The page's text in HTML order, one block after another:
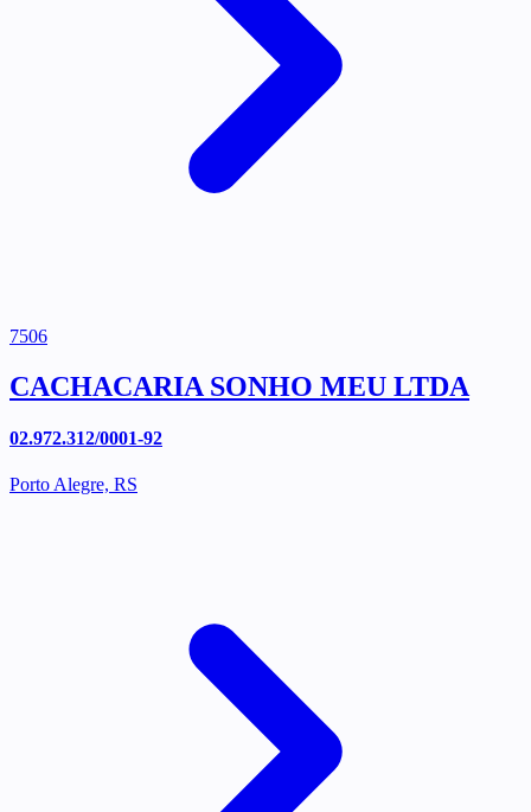
7506
CACHACARIA SONHO MEU LTDA
02.972.312/0001-92
Porto Alegre, RS